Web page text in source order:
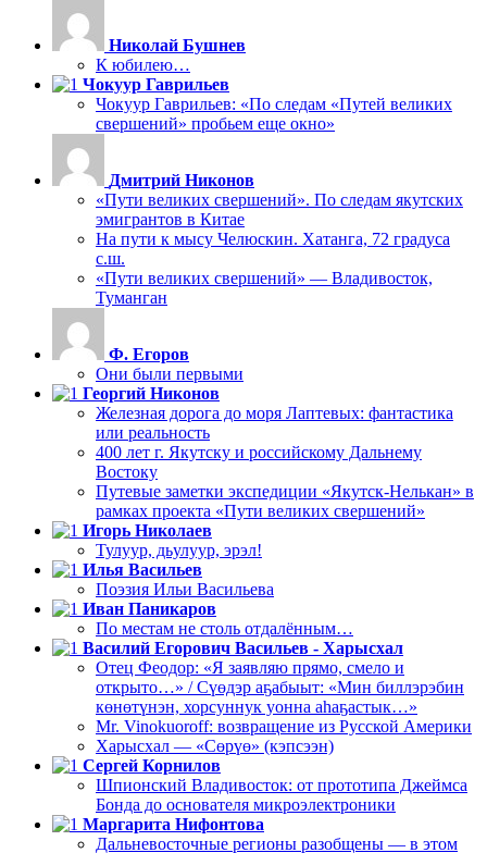
Николай Бушнев
К юбилею…
Чокуур Гаврильев
Чокуур Гаврильев: «По следам «Путей великих
свершений» пробьем еще окно»
Дмитрий Никонов
«Пути великих свершений». По следам якутских
эмигрантов в Китае
На пути к мысу Челюскин. Хатанга, 72 градуса
с.ш.
«Пути великих свершений» — Владивосток,
Туманган
Ф. Егоров
Они были первыми
Георгий Никонов
Железная дорога до моря Лаптевых: фантастика
или реальность
400 лет г. Якутску и российскому Дальнему
Востоку
Путевые заметки экспедиции «Якутск-Нелькан» в
рамках проекта «Пути великих свершений»
Игорь Николаев
Тулуур, дьулуур, эрэл!
Илья Васильев
Поэзия Ильи Васильева
Иван Паникаров
По местам не столь отдалённым…
Василий Егорович Васильев - Харысхал
Отец Феодор: «Я заявляю прямо, смело и
открыто…» / Сүөдэр аҕабыыт: «Мин биллэрэбин
көнөтүнэн, хорсуннук уонна аһаҕастык…»
Mr. Vinokuoroff: возвращение из Русской Америки
Харысхал — «Сөрүө» (кэпсээн)
Сергей Корнилов
Шпионский Владивосток: от прототипа Джеймса
Бонда до основателя микроэлектроники
Маргарита Нифонтова
Дальневосточные регионы разобщены — в этом